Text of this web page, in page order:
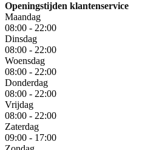
Openingstijden klantenservice
Maandag
08:00 - 22:00
Dinsdag
08:00 - 22:00
Woensdag
08:00 - 22:00
Donderdag
08:00 - 22:00
Vrijdag
08:00 - 22:00
Zaterdag
09:00 - 17:00